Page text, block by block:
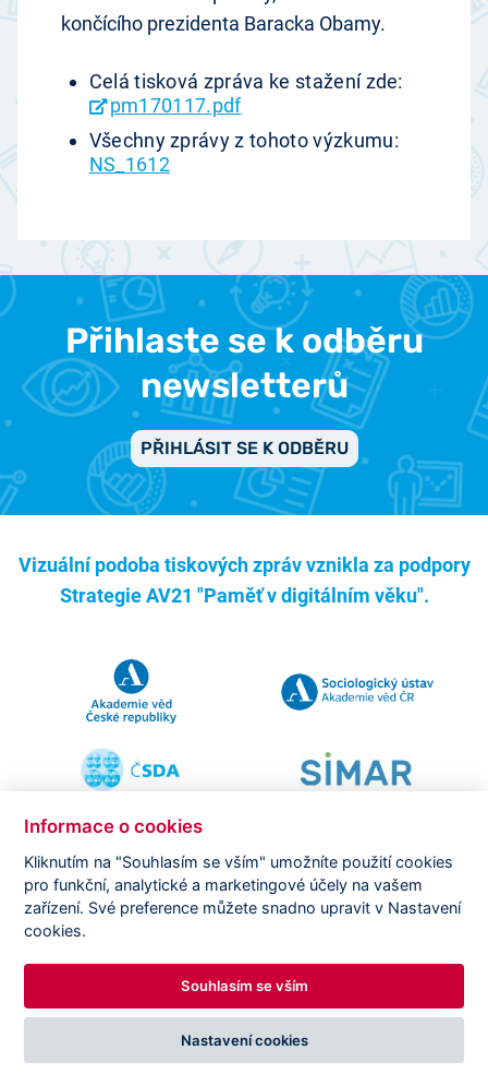
končícího prezidenta Baracka Obamy.
Celá tisková zpráva ke stažení zde:
pm170117.pdf
Všechny zprávy z tohoto výzkumu:
NS_1612
Přihlaste se k odběru
newsletterů
PŘIHLÁSIT SE K ODBĚRU
Vizuální podoba tiskových zpráv vznikla za podpory
Strategie AV21 "Paměť v digitálním věku".
Copyright © CVVM | Právní ujednání| Nastavení cookies
Prohlášení o zpracování osobních údajů
DESIGNED BY PRINCIPAL WEBDEV
Informace o cookies
Kliknutím na "Souhlasím se vším" umožníte použití cookies
pro funkční, analytické a marketingové účely na vašem
zařízení. Své preference můžete snadno upravit v Nastavení
cookies.
Souhlasím se vším
Nastavení cookies